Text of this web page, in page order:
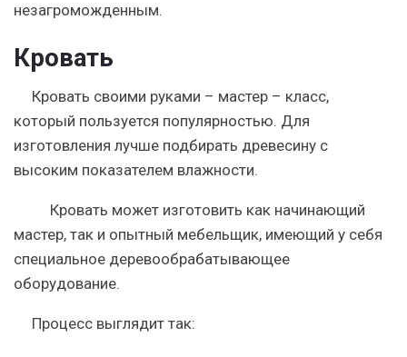
незагроможденным.
Кровать
Кровать своими руками – мастер – класс,
который пользуется популярностью. Для
изготовления лучше подбирать древесину с
высоким показателем влажности.
Кровать может изготовить как начинающий
мастер, так и опытный мебельщик, имеющий у себя
специальное деревообрабатывающее
оборудование.
Процесс выглядит так: